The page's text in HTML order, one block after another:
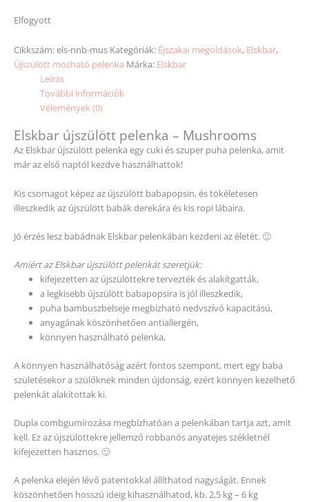
Elfogyott
Cikkszám:els-nnb-mus Kategóriák: Éjszakai megoldások, Elskbar,
Újszülött mosható pelenka Márka: Elskbar
Leírás
További információk
Vélemények (0)
Elskbar újszülött pelenka – Mushrooms
Az Elskbar újszülött pelenka egy cuki és szuper puha pelenka, amit
már az első naptól kezdve használhattok!
Kis csomagot képez az újszülött babapopsin, és tökéletesen
illeszkedik az újszülött babák derekára és kis ropi lábaira.
Jó érzés lesz babádnak Elskbar pelenkában kezdeni az életét. 🙂
Amiért az Elskbar újszülött pelenkát szeretjük:
kifejezetten az újszülöttekre tervezték és alakítgatták,
a legkisebb újszülött babapopsira is jól illeszkedik,
puha bambuszbelseje megbízható nedvszívó kapacitású,
anyagának köszönhetően antiallergén,
könnyen használható pelenka,
A könnyen használhatóság azért fontos szempont, mert egy baba
születésekor a szülőknek minden újdonság, ezért könnyen kezelhető
pelenkát alakítottak ki.
Dupla combgumírozása megbízhatóan a pelenkában tartja azt, amit
kell. Ez az újszülöttekre jellemző robbanós anyatejes székletnél
kifejezetten hasznos. 🙂
A pelenka elején lévő patentokkal állíthatod nagyságát. Ennek
köszönhetően hosszú ideig kihasználhatod, kb. 2,5 kg – 6 kg